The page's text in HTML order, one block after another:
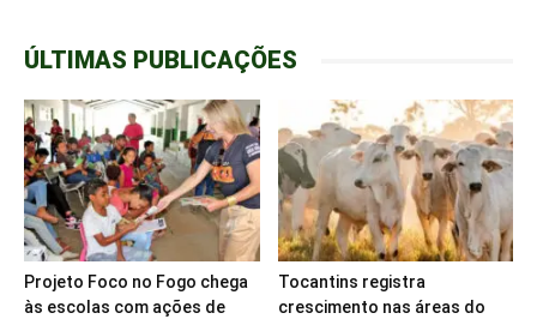
ÚLTIMAS PUBLICAÇÕES
Projeto Foco no Fogo chega
às escolas com ações de
Tocantins registra
crescimento nas áreas do